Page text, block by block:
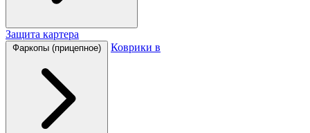
Защита картера
Фаркопы (прицепное) Коврики в